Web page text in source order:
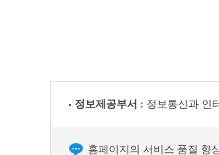
정보제공부서 : 정보통신과 인
홈페이지의 서비스 품질 향